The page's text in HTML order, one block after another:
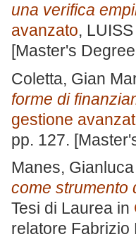
una verifica
avanzato,
[Master's
Coletta, Gian
forme di
gestione
pp. 127.
Manes,
come strumento
Tesi di Laurea in
relatore Fabrizio